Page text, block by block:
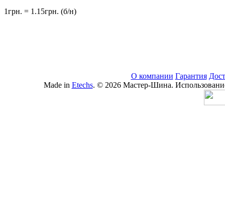
1грн. = 1.15грн. (б/н)
О компании Гарантия
Made in Etechs. © 2026 Мастер-Шина.